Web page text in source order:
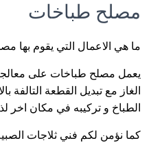
مصلح طباخات
ما هي الاعمال التي يقوم بها
يعمل مصلح طباخات على
الغاز مع تبديل القطعة التالفة
الطباخ و تركيبه في مكان اخر
كما نؤمن لكم فني ثلاجات